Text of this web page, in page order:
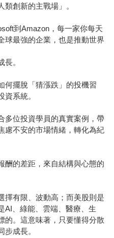
創新的主戰場」。
到Amazon，每一家你每天
球最強的企業，也是推動世界
。
何擺脫「猜漲跌」的投機習
系統。
多位投資學員的真實案例，帶
慮不安的市場情緒，轉化為紀
酬的差距，來自結構與心態的
擇有限、波動高；而美股則是
AI、綠能、雲端、醫療、生
的。這意味著，只要懂得分散
成長。